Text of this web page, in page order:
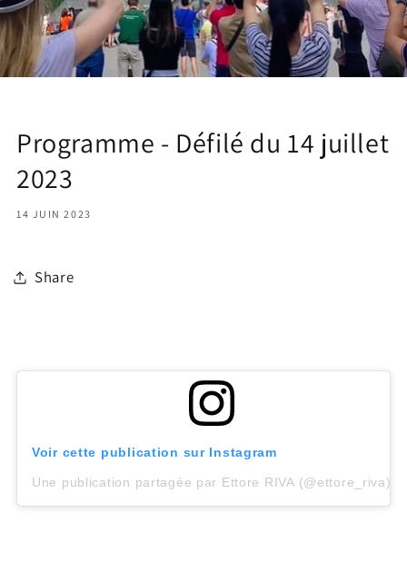
Programme - Défilé du 14 juillet
2023
14 JUIN 2023
Share
Voir cette publication sur Instagram
Une publication partagée par Ettore RIVA (@ettore_riva)